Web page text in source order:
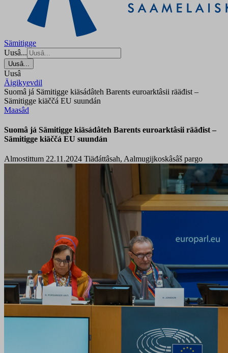
Sämitigge
Uusâ...
Uusâ...
Uusâ
Äigikyevdil
Suomâ já Sämitigge kiäsádâteh Barents euroarktâsii rääđist –
Sämitigge kiäččá EU suundán
Maasâd
Suomâ já Sämitigge kiäsádâteh Barents euroarktâsii rääđist –
Sämitigge kiäččá EU suundán
Almostittum 22.11.2024 Tiäđáttâsah, Aalmugijkoskâsâš pargo